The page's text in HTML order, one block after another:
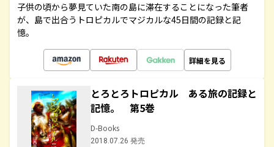
子供の頃から夢見ていた南の島に滞在することになった筆者
が、島で出合うトロピカルでマジカルな45日間の記録と記
憶。
詳細を見る
とろとろトロピカル ある旅の記録と
記憶。 第5巻
D-Books
2018.07.26 発売